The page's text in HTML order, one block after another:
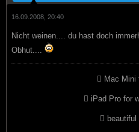
16.09.2008, 20:40
Nicht weinen.... du hast doch
Obhut....
 Mac Mini
 iPad Pro for
 beautiful